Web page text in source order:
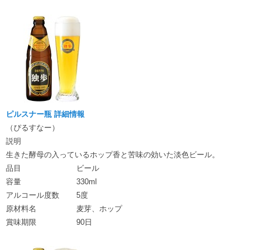
ピルスナー瓶 詳細情報
（ぴるすなー）
説明
生きた酵母の入っているホップ香と苦味の効いた淡色ビール。
品目
ビール
容量
330ml
アルコール度数
5度
原材料名
麦芽、ホップ
賞味期限
90日